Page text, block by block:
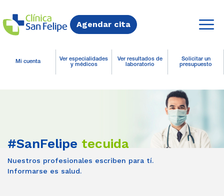
Agendar cita
Mi cuenta
Ver especialidades
y médicos
Ver resultados de
laboratorio
Solicitar un
presupuesto
#SanFelipe tecuida
Nuestros profesionales escriben para tí.
Informarse es salud.